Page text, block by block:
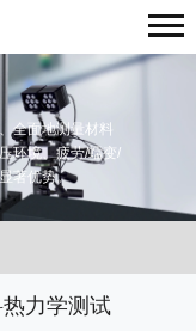
全面地测量材料
环境、疲劳/蠕变/
著优势。
力学测试